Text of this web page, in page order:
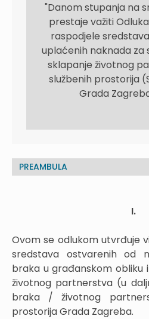
"Danom stupanja na
prestaje važiti
raspodjele
uplaćenih naknada za
sklapanje životnog
službenih prostorija
Grada
PREAMBULA
I.
Ovom se odlukom utvrđuje
sredstava ostvarenih od
braka u građanskom obliku
životnog partnerstva (u
braka / životnog
prostorija Grada Zagreba.